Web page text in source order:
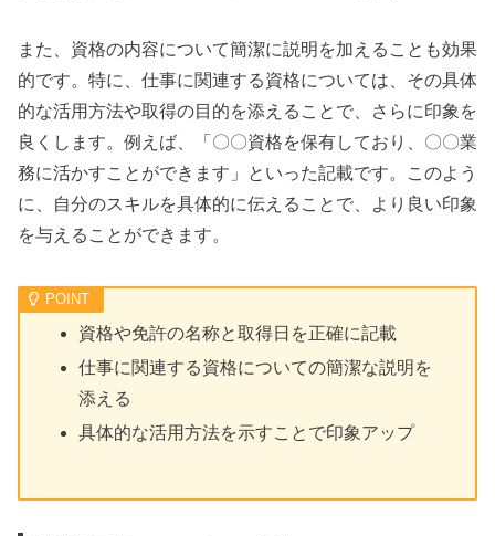
また、資格の内容について簡潔に説明を加えることも効果
的です。特に、仕事に関連する資格については、その具体
的な活用方法や取得の目的を添えることで、さらに印象を
良くします。例えば、「〇〇資格を保有しており、〇〇業
務に活かすことができます」といった記載です。このよう
に、自分のスキルを具体的に伝えることで、より良い印象
を与えることができます。
資格や免許の名称と取得日を正確に記載
仕事に関連する資格についての簡潔な説明を
添える
具体的な活用方法を示すことで印象アップ